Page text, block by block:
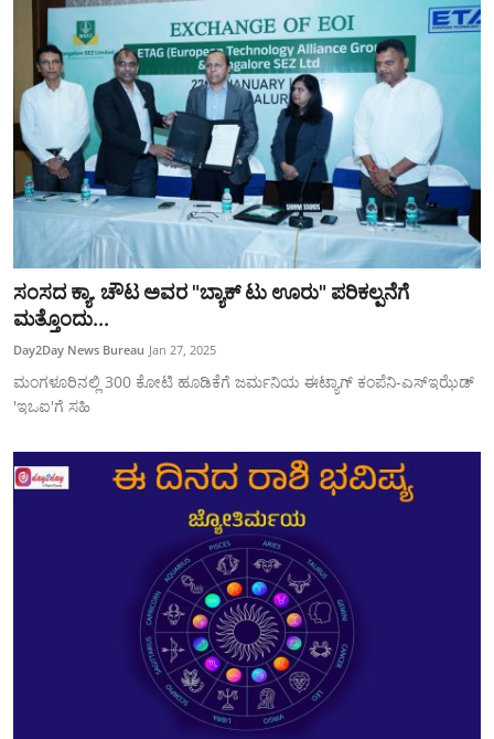
ಸಂಸದ ಕ್ಯಾ. ಚೌಟ ಅವರ "ಬ್ಯಾಕ್ ಟು ಊರು" ಪರಿಕಲ್ಪನೆಗೆ
ಮತ್ತೊಂದು...
Day2Day News Bureau Jan 27, 2025
ಮಂಗಳೂರಿನಲ್ಲಿ 300 ಕೋಟಿ ಹೂಡಿಕೆಗೆ ಜರ್ಮನಿಯ ಈಟ್ಯಾಗ್ ಕಂಪೆನಿ-ಎಸ್ಇಝೆಡ್
'ಇಒಐ'ಗೆ ಸಹಿ